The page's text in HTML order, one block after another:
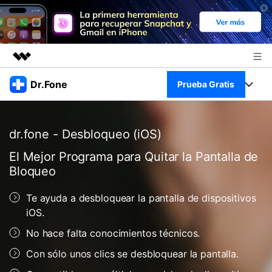
Productos destacados
Resumen
Soluciones
Sala de prensa
Tienda
Dr.Fone Prueba Gratis
Productos
Para PC
Para Celular
Herramientas Online
Descubre lo mejor de Dr.Fone
Transferencia de Datos
Desbloqueo FRP en Android 16
dr.fone - Desbloqueo (iOS)
El Mejor Programa para Quitar la Pantalla de
Bloqueo
Te ayuda a desbloquear la pantalla de dispositivos
iOS.
No hace falta conocimientos técnicos.
Con sólo unos clics se desbloquear la pantalla.